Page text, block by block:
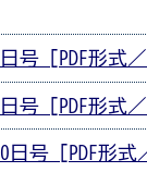
号 [PDF形式／
号 [PDF形式／
日号 [PDF形式